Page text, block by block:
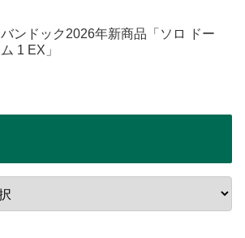
バンドック2026年新商品「ソロ ドー
ム 1 EX」